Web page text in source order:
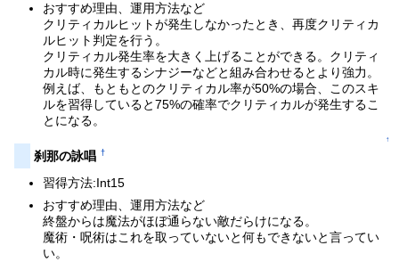
おすすめ理由、運用方法など
クリティカルヒットが発生しなかったとき、再度クリティカ
ルヒット判定を行う。
クリティカル発生率を大きく上げることができる。クリティ
カル時に発生するシナジーなどと組み合わせるとより強力。
例えば、もともとのクリティカル率が50%の場合、このスキ
ルを習得していると75%の確率でクリティカルが発生するこ
とになる。
↑
刹那の詠唱 †
習得方法:Int15
おすすめ理由、運用方法など
終盤からは魔法がほぼ通らない敵だらけになる。
魔術・呪術はこれを取っていないと何もできないと言ってい
い。